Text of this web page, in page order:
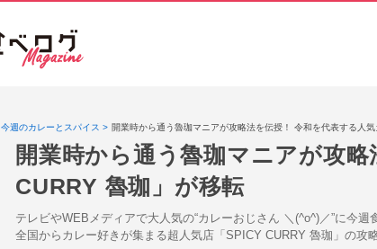
今週のカレーとスパイス 開業時から通う魯珈マニアが攻略法を伝授！ 令和を代表する人
開業時から通う魯珈マニアが攻
CURRY 魯珈」が移転
テレビやWEBメディアで大人気の“カレーおじさん ＼(^o^)／”に今
全国からカレー好きが集まる超人気店「SPICY CURRY 魯珈」の攻